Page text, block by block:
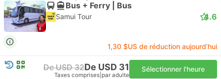
Bus + Ferry | Bus
Samui Tour 4.6
1,30 $US de réduction aujourd’hui
De USD 32De USD 31
Taxes comprises par adulte
Sélectionner l'heure